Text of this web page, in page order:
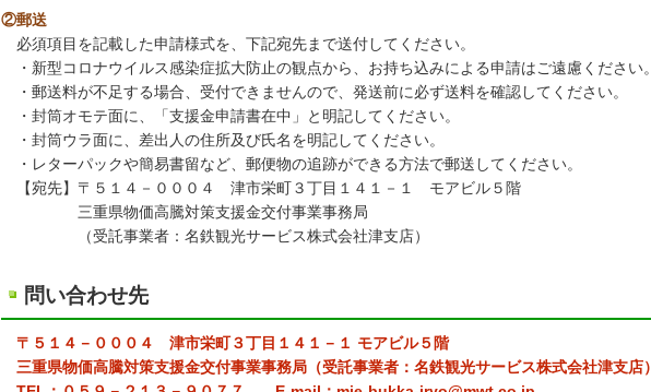
②郵送
必須項目を記載した申請様式を、下記宛先まで送付してください。
・新型コロナウイルス感染症拡大防止の観点から、お持ち込みによる申請はご遠慮ください。
・郵送料が不足する場合、受付できませんので、発送前に必ず送料を確認してください。
・封筒オモテ面に、「支援金申請書在中」と明記してください。
・封筒ウラ面に、差出人の住所及び氏名を明記してください。
・レターパックや簡易書留など、郵便物の追跡ができる方法で郵送してください。
【宛先】〒５１４－０００４ 津市栄町３丁目１４１－１ モアビル５階
三重県物価高騰対策支援金交付事業事務局
（受託事業者：名鉄観光サービス株式会社津支店）
問い合わせ先
〒５１４－０００４ 津市栄町３丁目１４１－１ モアビル５階
三重県物価高騰対策支援金交付事業事務局（受託事業者：名鉄観光サービス株式会社津支店）